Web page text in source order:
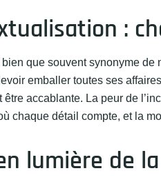
:
que souvent synonyme
emballer toutes ses
accablante. La peur de
chaque détail compte, et la
lumière de